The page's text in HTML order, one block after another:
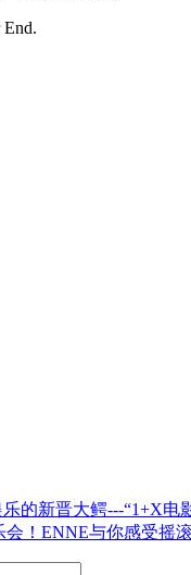
End.
的新晋大鳄---“1+X电
！ENNE与你感受摇滚